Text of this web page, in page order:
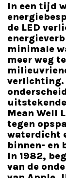
In een tijd
de LED
minimale
meer weg
verlichting.
Mean Well
tegen
waterdicht
binnen- en
In 1982,
van de